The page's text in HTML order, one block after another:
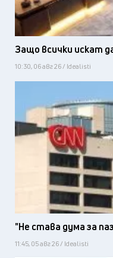
Защо всички искат
10:30, 06 авг 26 / Idealisti
"Не става дума за
11:45, 05 авг 26 / Idealisti